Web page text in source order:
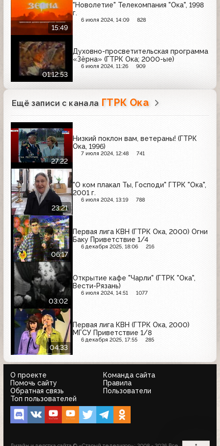
15:49
"Новолетие" Телекомпания "Ока", 1998
г.
6 июля 2024, 14:09 828
01:12:53
Духовно-просветительская программа
«Зёрна» (ГТРК Ока; 2000-ые)
6 июля 2024, 11:26 909
Ещё записи с канала ГТРК Ока
27:22
Низкий поклон вам, ветераны! (ГТРК
Ока, 1996)
7 июля 2024, 12:48 741
23:21
"О ком плакал Ты, Господи" ГТРК "Ока",
2001 г.
6 июля 2024, 13:19 788
06:17
Первая лига КВН (ГТРК Ока, 2000) Огни
Баку Приветствие 1/4
6 декабря 2025, 18:06 216
03:02
Открытие кафе "Чарли" (ГТРК "Ока",
Вести-Рязань)
6 июля 2024, 14:51 1077
04:33
Первая лига КВН (ГТРК Ока, 2000)
МГСУ Приветствие 1/8
6 декабря 2025, 17:55 285
О проекте
Команда сайта
Помочь сайту
Правила
Обратная связь
Пользователи
Топ пользователей